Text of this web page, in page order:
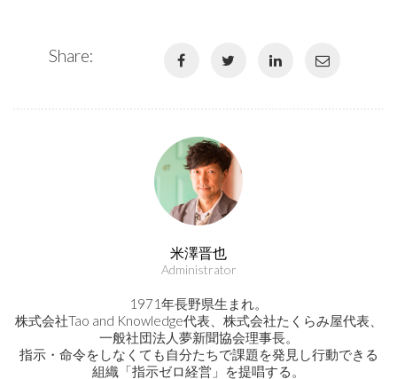
Share:
米澤晋也
Administrator
1971年長野県生まれ。
株式会社Tao and Knowledge代表、株式会社たくらみ屋代表、
一般社団法人夢新聞協会理事長。
指示・命令をしなくても自分たちで課題を発見し行動できる
組織「指示ゼロ経営」を提唱する。